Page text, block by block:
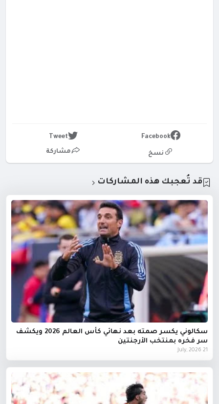
Facebook
Tweet
نسخ مشاركة
قد تُعجبك هذه المشاركات
سكالوني يكسر صمته بعد نهائي كأس العالم 2026 ويكشف
سر فخره بمنتخب الأرجنتين
21 July, 2026